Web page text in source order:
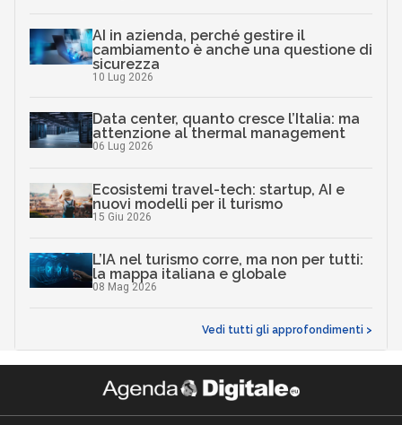
AI in azienda, perché gestire il
cambiamento è anche una questione di
sicurezza
10 Lug 2026
Data center, quanto cresce l’Italia: ma
attenzione al thermal management
06 Lug 2026
Ecosistemi travel-tech: startup, AI e
nuovi modelli per il turismo
15 Giu 2026
L’IA nel turismo corre, ma non per tutti:
la mappa italiana e globale
08 Mag 2026
Vedi tutti gli approfondimenti >